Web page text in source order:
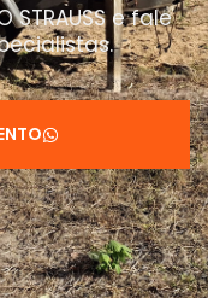
e fale